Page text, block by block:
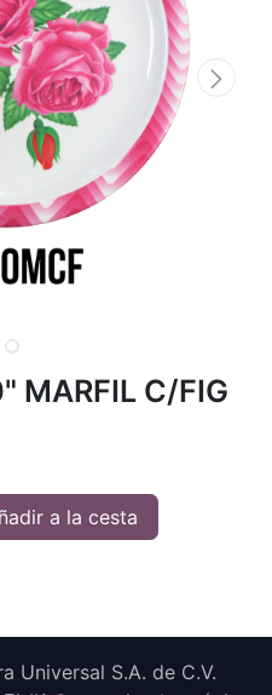
MARFIL C/FIG
a la cesta
S.A. de C.V.